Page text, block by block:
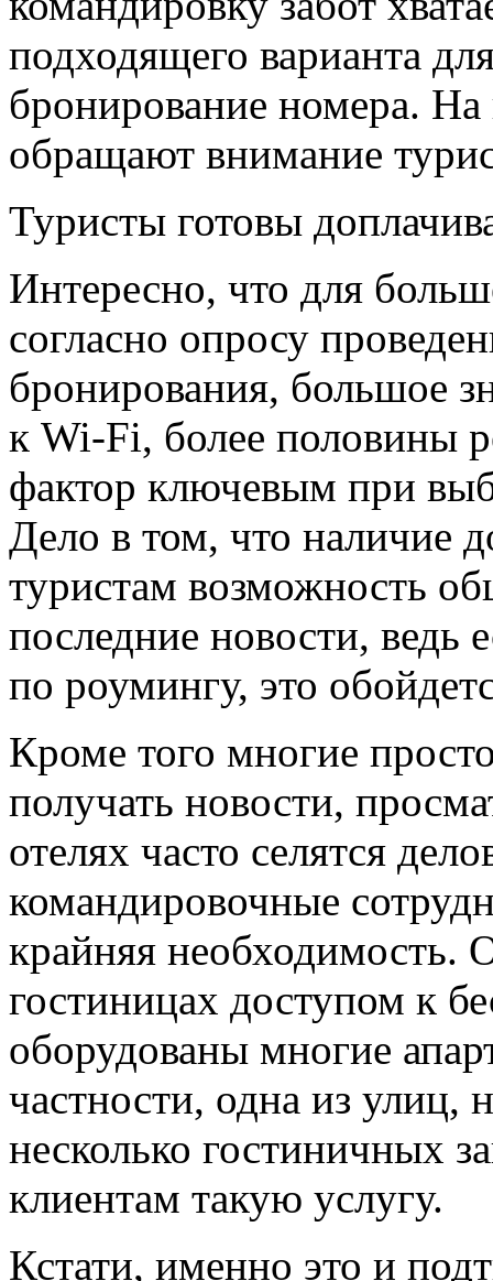
подходящего варианта
бронирование номера. На
обращают внимание
Туристы готовы
Интересно, что для
согласно опросу
бронирования, большое
к Wi-Fi, более половины
фактор ключевым при
Дело в том, что наличие
туристам возможность
последние новости, ведь
по роумингу, это
Кроме того многие
получать новости,
отелях часто селятся
командировочные
крайняя необходимость.
гостиницах доступом к
оборудованы многие
частности, одна из улиц,
несколько гостиничных
клиентам такую услугу.
Кстати, именно это и